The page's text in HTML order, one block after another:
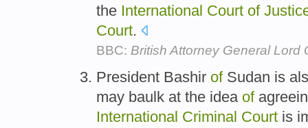
the International Court of
Court.
BBC: British Attorney General Lord
President Bashir ofSudan is
may baulk at the idea of
International Criminal Court is